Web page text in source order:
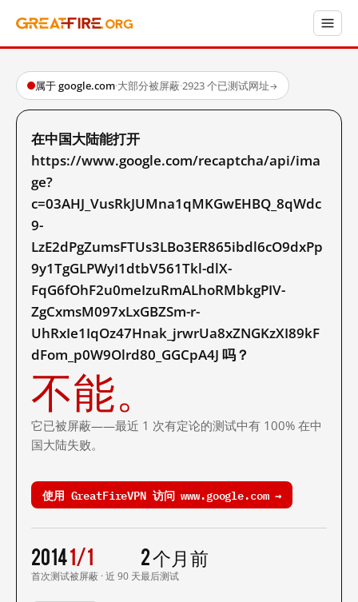
属于 google.com·大部分被屏蔽·2923 个已测试网址→
在中国大陆能打开
https://www.google.com/recaptcha/api/ima
ge?
c=03AHJ_VusRkJUMna1qMKGwEHBQ_8qWdc
9-
LzE2dPgZumsFTUs3LBo3ER865ibdl6cO9dxPp
9y1TgGLPWyI1dtbV561Tkl-dlX-
FqG6fOhF2u0meIzuRmALhoRMbkgPIV-
ZgCxmsM097xLxGBZSm-r-
UhRxIe1IqOz47Hnak_jrwrUa8xZNGKzXI89kF
dFom_p0W9Olrd80_GGCpA4J 吗？
不能。
它已被屏蔽——最近 1 次有定论的测试中有 100% 在中
国大陆失败。
使用 GreatFireVPN 访问 www.google.com →
2014
首次测试
1/1
被屏蔽 · 近 90 天
2 个月前
最后测试